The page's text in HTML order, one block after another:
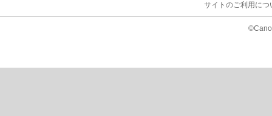
サイトのご利用につ